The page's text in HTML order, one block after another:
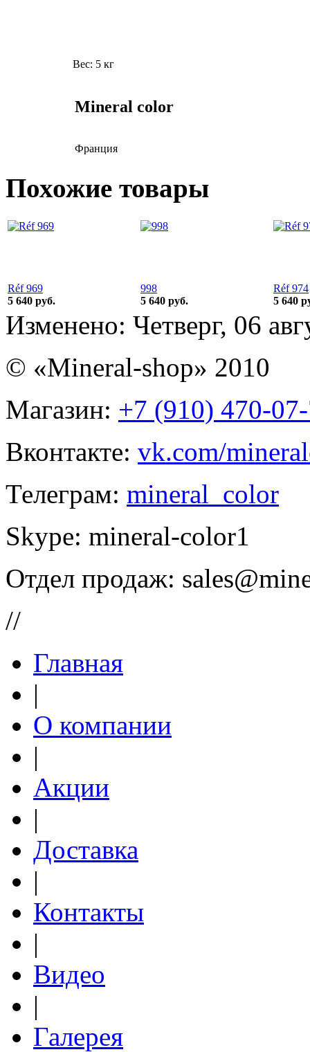
Вес: 5 кг
Mineral color
Франция
Похожие товары
Réf 969
5 640 руб.
998
5 640 руб.
Réf 974
5 640
Изменено: Четверг, 06
© «Mineral-shop» 2010
Магазин: +7 (910) 470-
Вконтакте: vk.com/
Телеграм: mineral_color
Skype: mineral-color1
Отдел продаж:
//
Главная
|
О компании
|
Акции
|
Доставка
|
Контакты
|
Видео
|
Галерея